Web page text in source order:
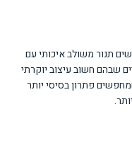
תנור משולב איכותי עם
שבהם חשוב עיצוב יוקרתי
פתרון בסיסי יותר